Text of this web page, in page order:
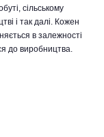
сільському
і так далі. Кожен
в залежності
до виробництва.